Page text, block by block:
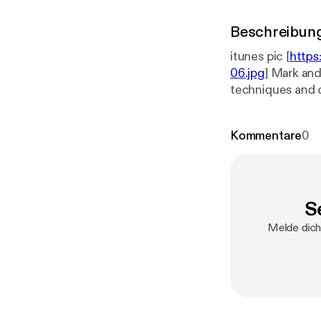
itunes pic [
06.jpg] Mark
techniques and
Kommentare0
Melde